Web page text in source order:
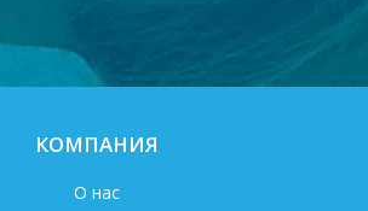
КОМПАНИЯ
О нас